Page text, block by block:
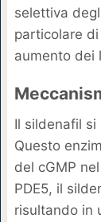
selettiva
particolare
aumento dei
Il sildenafil si
Questo
del cGMP
PDE5, il
risultando in